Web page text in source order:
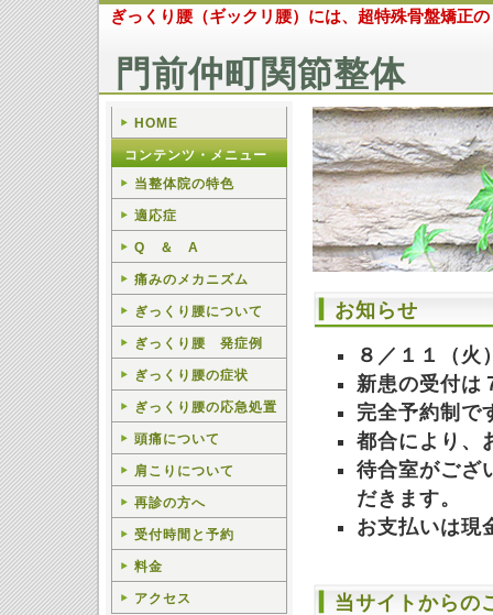
ぎっくり腰（ギックリ腰）には、超特殊骨盤矯正の
門前仲町関節整体
お知らせ
８／１１（火
新患の受付は
完全予約制で
都合により、
待合室がござ
だきます。
お支払いは現
当サイトからの
HOME
コンテンツ・メニュー
当整体院の特色
適応症
Q ＆ A
痛みのメカニズム
ぎっくり腰について
ぎっくり腰 発症例
ぎっくり腰の症状
ぎっくり腰の応急処置
頭痛について
肩こりについて
再診の方へ
受付時間と予約
料金
アクセス